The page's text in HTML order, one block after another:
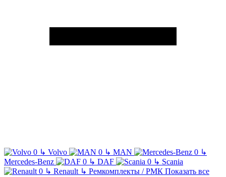
↳ Volvo ↳ MAN
↳
Mercedes-Benz
↳ DAF ↳ Scania
↳ Renault ↳ Ремкомплекты / РМК Показать все